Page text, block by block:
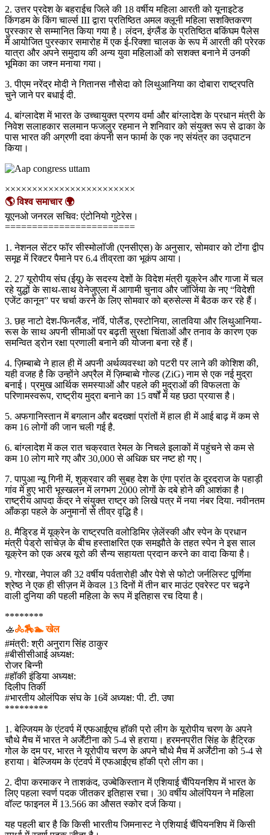
2. उत्तर प्रदेश के बहराईच जिले की 18 वर्षीय महिला आरती को यूनाइटेड
किंगडम के किंग चार्ल्स III द्वारा प्रतिष्ठित अमल क्लूनी महिला सशक्तिकरण
पुरस्कार से सम्मानित किया गया है। लंदन, इंग्लैंड के प्रतिष्ठित बकिंघम पैलेस
में आयोजित पुरस्कार समारोह में एक ई-रिक्शा चालक के रूप में आरती की प्रेरक
यात्रा और अपने समुदाय की अन्य युवा महिलाओं को सशक्त बनाने में उनकी
भूमिका का जश्न मनाया गया।
3. पीएम नरेंद्र मोदी ने गितानस नौसेदा को लिथुआनिया का दोबारा राष्ट्रपति
चुने जाने पर बधाई दी.
4. बांग्लादेश में भारत के उच्चायुक्त प्रणय वर्मा और बांग्लादेश के प्रधान मंत्री के
निवेश सलाहकार सलमान फजलुर रहमान ने शनिवार को संयुक्त रूप से ढाका के
पास भारत की अग्रणी दवा कंपनी सन फार्मा के एक नए संयंत्र का उद्घाटन
किया।
××××××××××××××××××××××××
🌎 विश्व समाचार 🌍
यूएनओ जनरल सचिव: एंटोनियो गुटेरेस।
========================
1. नेशनल सेंटर फॉर सीस्मोलॉजी (एनसीएस) के अनुसार, सोमवार को टोंगा द्वीप
समूह में रिक्टर पैमाने पर 6.4 तीव्रता का भूकंप आया।
2. 27 यूरोपीय संघ (ईयू) के सदस्य देशों के विदेश मंत्री यूक्रेन और गाजा में चल
रहे युद्धों के साथ-साथ वेनेजुएला में आगामी चुनाव और जॉर्जिया के नए “विदेशी
एजेंट कानून” पर चर्चा करने के लिए सोमवार को ब्रुसेल्स में बैठक कर रहे हैं।
3. छह नाटो देश-फिनलैंड, नॉर्वे, पोलैंड, एस्टोनिया, लातविया और लिथुआनिया-
रूस के साथ अपनी सीमाओं पर बढ़ती सुरक्षा चिंताओं और तनाव के कारण एक
समन्वित ड्रोन रक्षा प्रणाली बनाने की योजना बना रहे हैं।
4. ज़िम्बाब्वे ने हाल ही में अपनी अर्थव्यवस्था को पटरी पर लाने की कोशिश की,
यही वजह है कि उन्होंने अप्रैल में ज़िम्बाब्वे गोल्ड (ZiG) नाम से एक नई मुद्रा
बनाई। प्रमुख आर्थिक समस्याओं और पहले की मुद्राओं की विफलता के
परिणामस्वरूप, राष्ट्रीय मुद्रा बनाने का 15 वर्षों में यह छठा प्रयास है।
5. अफगानिस्तान में बगलान और बदख्शां प्रांतों में हाल ही में आई बाढ़ में कम से
कम 16 लोगों की जान चली गई है.
6. बांग्लादेश में कल रात चक्रवात रेमल के निचले इलाकों में पहुंचने से कम से
कम 10 लोग मारे गए और 30,000 से अधिक घर नष्ट हो गए।
7. पापुआ न्यू गिनी में, शुक्रवार की सुबह देश के एंगा प्रांत के दूरदराज के पहाड़ी
गांव में हुए भारी भूस्खलन में लगभग 2000 लोगों के दबे होने की आशंका है।
राष्ट्रीय आपदा केंद्र ने संयुक्त राष्ट्र को लिखे पत्र में नया नंबर दिया. नवीनतम
आँकड़ा पहले के अनुमानों से तीव्र वृद्धि है।
8. मैड्रिड में यूक्रेन के राष्ट्रपति वलोडिमिर ज़ेलेंस्की और स्पेन के प्रधान
मंत्री पेड्रो सांचेज़ के बीच हस्ताक्षरित एक समझौते के तहत स्पेन ने इस साल
यूक्रेन को एक अरब यूरो की सैन्य सहायता प्रदान करने का वादा किया है।
9. गोरखा, नेपाल की 32 वर्षीय पर्वतारोही और पेशे से फोटो जर्नलिस्ट पूर्णिमा
श्रेष्ठ ने एक ही सीज़न में केवल 13 दिनों में तीन बार माउंट एवरेस्ट पर चढ़ने
वाली दुनिया की पहली महिला के रूप में इतिहास रच दिया है।
********
🚣🚴🏇🏊 खेल
#मंत्री: श्री अनुराग सिंह ठाकुर
#बीसीसीआई अध्यक्ष:
रोजर बिन्नी
#हॉकी इंडिया अध्यक्ष:
दिलीप तिर्की
#भारतीय ओलंपिक संघ के 16वें अध्यक्ष: पी. टी. उषा
*********
1. बेल्जियम के एंटवर्प में एफआईएच हॉकी प्रो लीग के यूरोपीय चरण के अपने
चौथे मैच में भारत ने अर्जेंटीना को 5-4 से हराया। हरमनप्रीत सिंह के हैट्रिक
गोल के दम पर, भारत ने यूरोपीय चरण के अपने चौथे मैच में अर्जेंटीना को 5-4 से
हराया। बेल्जियम के एंटवर्प में एफआईएच हॉकी प्रो लीग का।
2. दीपा करमाकर ने ताशकंद, उज्बेकिस्तान में एशियाई चैंपियनशिप में भारत के
लिए पहला स्वर्ण पदक जीतकर इतिहास रचा। 30 वर्षीय ओलंपियन ने महिला
वॉल्ट फाइनल में 13.566 का औसत स्कोर दर्ज किया।
यह पहली बार है कि किसी भारतीय जिमनास्ट ने एशियाई चैंपियनशिप में किसी